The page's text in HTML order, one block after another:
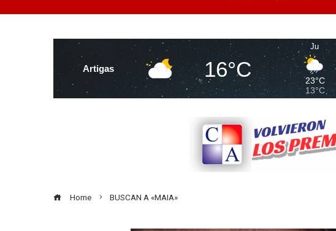
Artigas 16°C
Ju
23°C
13°C
Home BUSCAN A «MAIA»